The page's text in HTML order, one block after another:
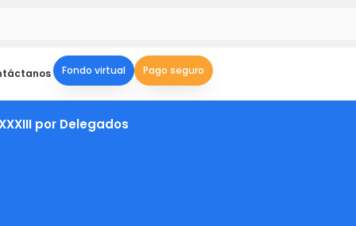
Fondo virtual Pago seguro
por Delegados